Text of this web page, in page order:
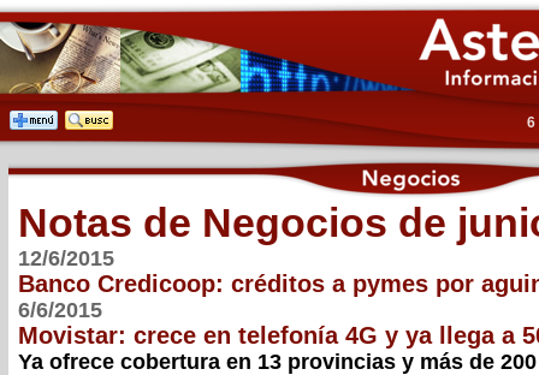
6
Notas de Negocios de
12/6/2015
Banco Credicoop: créditos a pymes por
6/6/2015
Movistar: crece en telefonía 4G y ya llega a
Ya ofrece cobertura en 13 provincias y más de